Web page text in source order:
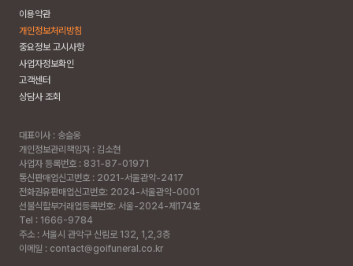
이용약관
개인정보처리방침
중요정보 고시사항
사업자정보확인
고객센터
상담사 조회
대표이사 : 송슬옹
개인정보관리책임자 : 김소현
사업자 등록번호 : 831-87-01971
통신판매업신고번호 : 2021-서울관악-2417
전화권유판매업신고번호: 2024-서울관악-0001
선불식할부거래업등록번호: 서울-2024-제174호
Tel : 1666-9784
주소 : 서울시 관악구 신림로 132, 1,2,3층
이메일 : contact@goifuneral.co.kr